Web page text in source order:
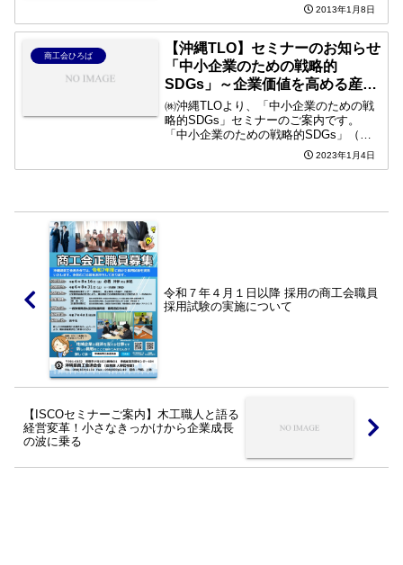
2013年1月8日
商工会ひろば
【沖縄TLO】セミナーのお知らせ
「中小企業のための戦略的
SDGs」～企業価値を高める産学
官連携によるSDGｓの取り組み
～
㈱沖縄TLOより、「中小企業のための戦
略的SDGs」セミナーのご案内です。
「中小企業のための戦略的SDGs」（参
加費 無料）～企業価値を高める産学官
連携によるSDGｓの取り組み～―こんな
2023年1月4日
令和７年４月１日以降 採用の商工会職員
採用試験の実施について
【ISCOセミナーご案内】木工職人と語る
経営変革！小さなきっかけから企業成長
の波に乗る